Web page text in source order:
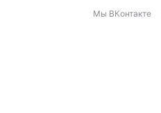
Мы ВКонтакте